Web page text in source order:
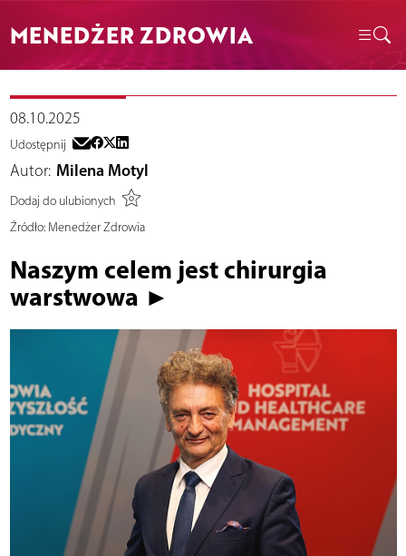
MENEDŻER ZDROWIA
08.10.2025
Udostępnij
Autor: Milena Motyl
Dodaj do ulubionych
Źródło:Menedżer Zdrowia
Naszym celem jest chirurgia
warstwowa ►